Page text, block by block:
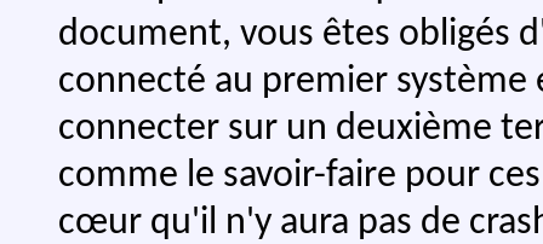
document, vous êtes obligés
connecté au premier système
connecter sur un deuxième
comme le savoir-faire pour
cœur qu'il n'y aura pas de